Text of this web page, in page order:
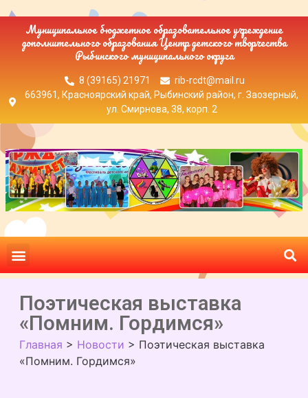
Муниципальное бюджетное образовательное учреждение
дополнительного образования Центр детского творчества
Рыбинского муниципального округа
8 (39165) 21971
rib-rcdt@mail.ru
663961, Красноярский край, Рыбинский район, г. Заозерный,
ул. Смирнова, 38, корп. 2
Поэтическая выставка
«Помним. Гордимся»
Главная > Новости > Поэтическая выставка
«Помним. Гордимся»